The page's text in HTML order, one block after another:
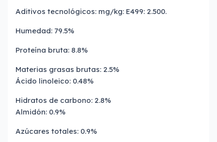
Aditivos tecnológicos: mg/kg: E499: 2.500.
Humedad: 79.5%
Proteína bruta: 8.8%
Materias grasas brutas: 2.5%
Ácido linoleico: 0.48%
Hidratos de carbono: 2.8%
Almidón: 0.9%
Azúcares totales: 0.9%